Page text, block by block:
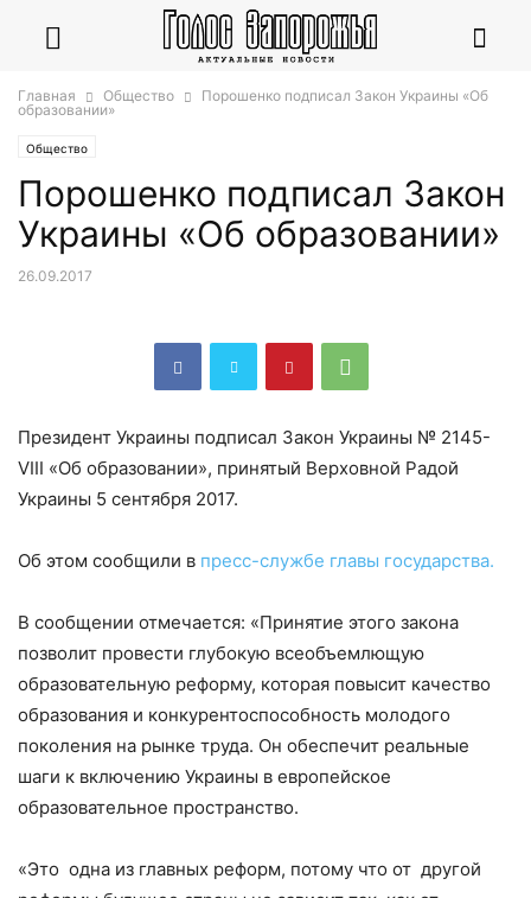
Главная Общество
Порошенко подписал Закон Украины «Об
образовании»
Общество
Порошенко подписал Закон
Украины «Об образовании»
26.09.2017
Президент Украины подписал Закон Украины № 2145-
VIII «Об образовании», принятый Верховной Радой
Украины 5 сентября 2017.
Об этом сообщили в пресс-службе главы государства.
В сообщении отмечается: «Принятие этого закона
позволит провести глубокую всеобъемлющую
образовательную реформу, которая повысит качество
образования и конкурентоспособность молодого
поколения на рынке труда. Он обеспечит реальные
шаги к включению Украины в европейское
образовательное пространство.
«Это одна из главных реформ, потому что от другой